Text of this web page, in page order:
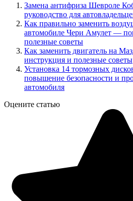
Замена антифриза Шевроле
руководство для
Как правильно заменить
автомобиле Чери Амулет —
полезные советы
Как заменить двигатель на
инструкция и полезные советы
Установка 14 тормозных
повышение безопасности и
автомобиля
Оцените статью